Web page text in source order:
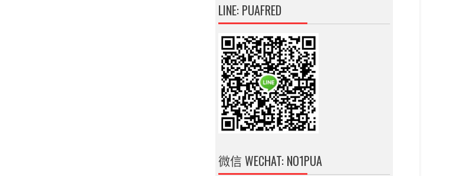
LINE: PUAFRED
微信 WECHAT: NO1PUA